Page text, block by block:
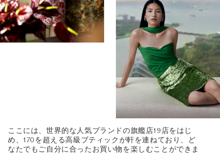
ここには、世界的な人気ブランドの旗艦店19店をはじ
め、170を超える高級ブティックが軒を連ねており、ど
なたでもご自分に合ったお買い物を楽しむことができま